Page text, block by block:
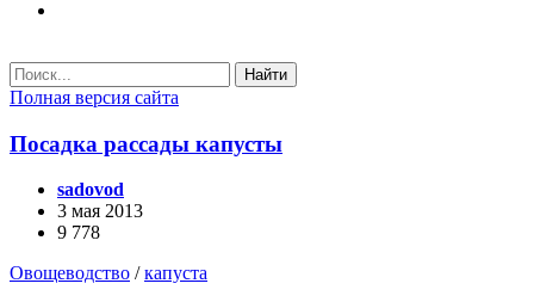
Найти
Полная версия сайта
Посадка рассады капусты
sadovod
3 мая 2013
9 778
Овощеводство /капуста